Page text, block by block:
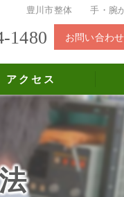
豊川市整体 手・腕
1480 お問い合わ
アクセス
法